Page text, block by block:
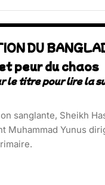
DU
peur du chaos
sanglante, Sheikh
Muhammad Yunus